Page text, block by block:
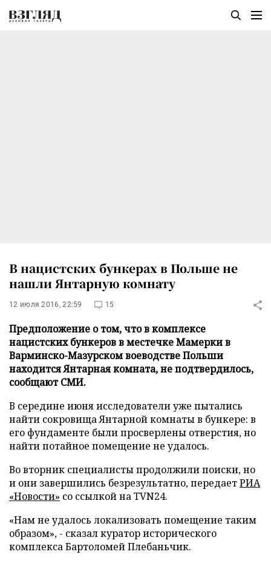
В нацистских бункерах в Польше не
нашли Янтарную комнату
12 июля 2016, 22:59 15
Предположение о том, что в комплексе
нацистских бункеров в местечке Мамерки в
Варминско-Мазурском воеводстве Польши
находится Янтарная комната, не подтвердилось,
сообщают СМИ.
В середине июня исследователи уже пытались
найти сокровища Янтарной комнаты в бункере: в
его фундаменте были просверлены отверстия, но
найти потайное помещение не удалось.
Во вторник специалисты продолжили поиски, но
и они завершились безрезультатно, передаетРИА
«Новости» со ссылкой на TVN24.
«Нам не удалось локализовать помещение таким
образом», - сказал куратор исторического
комплекса Бартоломей Плебаньчик.